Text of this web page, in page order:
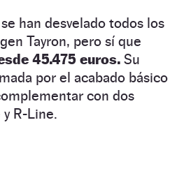
han desvelado todos los
Tayron, pero sí que
45.475 euros. Su
por el acabado básico
con dos
R-Line.